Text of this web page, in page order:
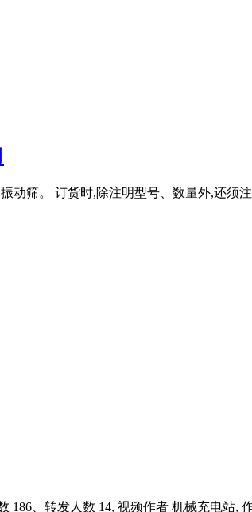
筛。 订货时,除注明型号、数量外,还须
、转发人数 14, 视频作者 机械充电站,